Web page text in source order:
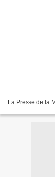
La Presse de la